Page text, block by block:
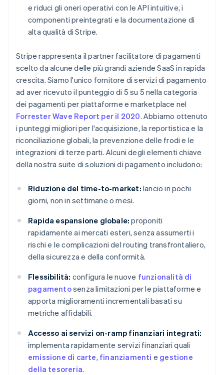
e riduci gli oneri operativi con le API intuitive, i
componenti preintegrati e la documentazione di
alta qualità di Stripe.
Stripe rappresenta il partner facilitatore di pagamenti
scelto da alcune delle più grandi aziende SaaS in rapida
crescita. Siamo l'unico fornitore di servizi di pagamento
ad aver ricevuto il punteggio di 5 su 5 nella categoria
dei pagamenti per piattaforme e marketplace nel
Forrester Wave Report per il 2020. Abbiamo ottenuto
i punteggi migliori per l'acquisizione, la reportistica e la
riconciliazione globali, la prevenzione delle frodi e le
integrazioni di terze parti. Alcuni degli elementi chiave
della nostra suite di soluzioni di pagamento includono:
Riduzione del time-to-market: lancio in pochi
giorni, non in settimane o mesi.
Rapida espansione globale: proponiti
rapidamente ai mercati esteri, senza assumerti i
rischi e le complicazioni del routing transfrontaliero,
della sicurezza e della conformità.
Flessibilità: configura le nuove funzionalità di
pagamentosenza limitazioni per le piattaforme e
apporta miglioramenti incrementali basati su
metriche affidabili.
Accesso ai servizi on-ramp finanziari integrati:
implementa rapidamente servizi finanziari quali
emissione di carte, finanziamenti e gestione
della tesoreria.